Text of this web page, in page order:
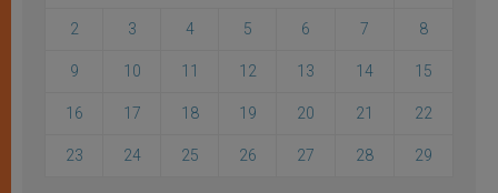
2 3 4 5 6 7 8
9 10 11 12 13 14 15
16 17 18 19 20 21 22
23 24 25 26 27 28 29